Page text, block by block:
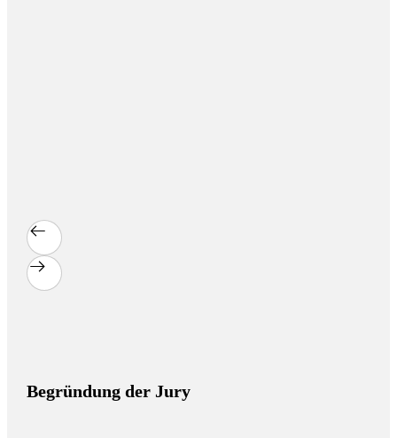
Begründung der Jury